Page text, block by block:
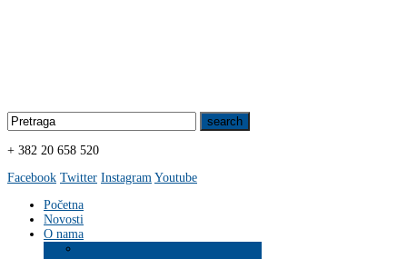
+ 382 20 658 520
Facebook Twitter Instagram Youtube
Početna
Novosti
O nama